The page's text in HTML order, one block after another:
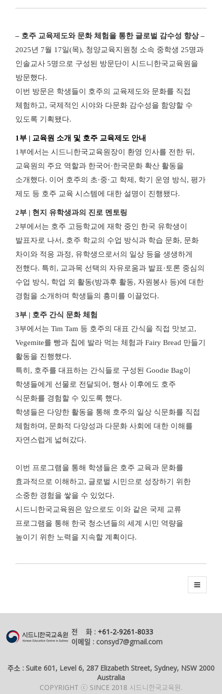
– 호주 교육제도와 문화 체험을 통한 글로벌 감수성 향상 –
2025년 7월 17일(목), 청양교육지원청 소속 중학생 25명과
인솔교사 5명으로 구성된 방문단이 시드니한국교육원을
방문했다.
이번 방문은 학생들이 호주의 교육제도와 문화를 직접
체험하고, 국제적인 시야와 다문화 감수성을 함양할 수
있도록 기획됐다.
1부 | 교육원 소개 및 호주 교육제도 안내
1부에서는 시드니한국교육원장이 환영 인사를 전한 뒤,
교육원의 주요 역할과 한국어·한국문화 확산 활동을
소개했다. 이어 호주의 초·중·고 학제, 학기 운영 방식, 평가
제도 등 호주 교육 시스템에 대한 설명이 진행됐다.
2부 | 현지 유학생과의 진로 멘토링
2부에서는 호주 고등학교에 재학 중인 한국 유학생이
발표자로 나서, 호주 학교의 수업 방식과 학습 문화, 문화
차이와 적응 과정, 유학생으로서의 일상 등을 생생하게
전했다. 특히, 교과목 선택의 자유로움과 발표·토론 중심의
수업 방식, 학업 외 활동(방과후 활동, 자원봉사 등)에 대한
경험을 소개하며 학생들의 흥미를 이끌었다.
3부 | 호주 간식 문화 체험
3부에서는 Tim Tam 등 호주의 대표 간식을 직접 맛보고,
Vegemite를 빵과 칩에 발라 먹는 체험과 Fairy Bread 만들기
활동을 진행했다.
특히, 호주를 대표하는 간식들로 구성된 Goodie Bag이
학생들에게 선물로 전달되어, 행사 이후에도 호주
식문화를 경험할 수 있도록 했다.
학생들은 다양한 활동을 통해 호주의 일상 식문화를 직접
체험하며, 문화적 다양성과 다문화 사회에 대한 이해를
자연스럽게 넓혀갔다.
이번 프로그램을 통해 학생들은 호주 교육과 문화를
효과적으로 이해하고, 글로벌 시민으로 성장하기 위한
소중한 경험을 쌓을 수 있었다.
시드니한국교육원은 앞으로도 이와 같은 국제 교류
프로그램을 통해 한국 청소년들의 세계 시민 역량을
높이기 위한 노력을 지속할 계획이다.
전 화 : +61-2-9261-8033
이메일 : consyd7@gmail.com
주소 : Suite 601, Level 6, 287 Elizabeth Street, Sydney, NSW 2000
Australia
COPYRIGHT ⓒ SINCE 2018 시드니한국교육원.